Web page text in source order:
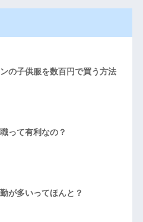
の子供服を数百円で買う方法
って有利なの？
が多いってほんと？